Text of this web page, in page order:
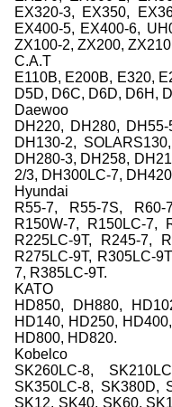
EX320-3, EX350,
EX400-5, EX400-6,
ZX100-2, ZX200,
C.A.T
E110B, E200B, E320,
D5D, D6C, D6D, D6H,
Daewoo
DH220, DH280,
DH130-2,
DH280-3, DH258,
2/3, DH300LC-7,
Hyundai
R55-7, R55-7S,
R150W-7, R150LC-7,
R225LC-9T, R245-7,
R275LC-9T, R305LC-
7, R385LC-9T.
KATO
HD850, DH880,
HD140, HD250,
HD800, HD820.
Kobelco
SK260LC-8,
SK350LC-8, SK380D,
SK12, SK40, SK60,